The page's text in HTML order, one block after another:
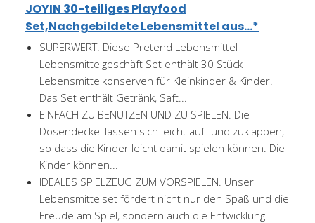
JOYIN 30-teiliges Playfood
Set,Nachgebildete Lebensmittel aus...*
SUPERWERT. Diese Pretend Lebensmittel
Lebensmittelgeschäft Set enthält 30 Stück
Lebensmittelkonserven für Kleinkinder & Kinder.
Das Set enthält Getränk, Saft...
EINFACH ZU BENUTZEN UND ZU SPIELEN. Die
Dosendeckel lassen sich leicht auf- und zuklappen,
so dass die Kinder leicht damit spielen können. Die
Kinder können...
IDEALES SPIELZEUG ZUM VORSPIELEN. Unser
Lebensmittelset fördert nicht nur den Spaß und die
Freude am Spiel, sondern auch die Entwicklung